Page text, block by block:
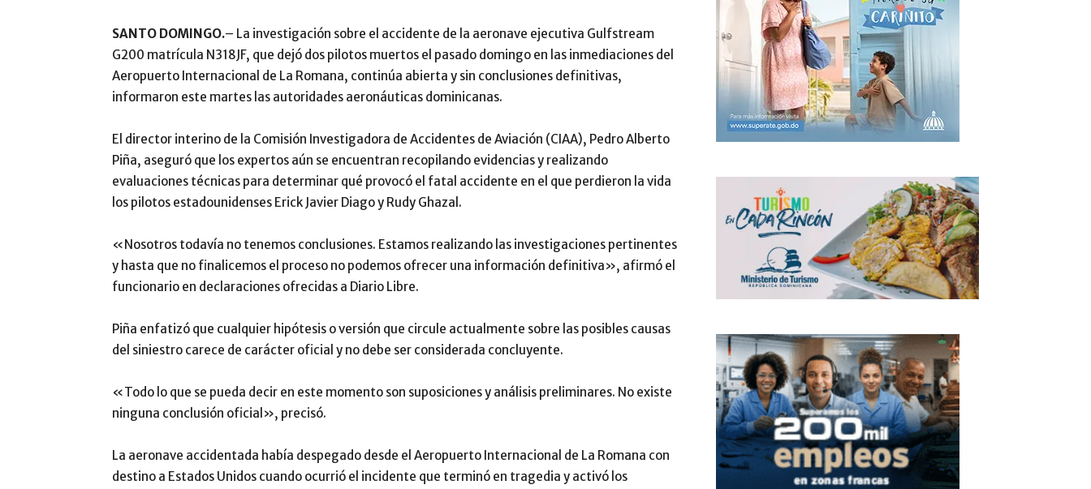
SANTO DOMINGO.– La investigación sobre el accidente de la aeronave ejecutiva Gulfstream
G200 matrícula N318JF, que dejó dos pilotos muertos el pasado domingo en las inmediaciones del
Aeropuerto Internacional de La Romana, continúa abierta y sin conclusiones definitivas,
informaron este martes las autoridades aeronáuticas dominicanas.
El director interino de la Comisión Investigadora de Accidentes de Aviación (CIAA), Pedro Alberto
Piña, aseguró que los expertos aún se encuentran recopilando evidencias y realizando
evaluaciones técnicas para determinar qué provocó el fatal accidente en el que perdieron la vida
los pilotos estadounidenses Erick Javier Diago y Rudy Ghazal.
«Nosotros todavía no tenemos conclusiones. Estamos realizando las investigaciones pertinentes
y hasta que no finalicemos el proceso no podemos ofrecer una información definitiva», afirmó el
funcionario en declaraciones ofrecidas a Diario Libre.
Piña enfatizó que cualquier hipótesis o versión que circule actualmente sobre las posibles causas
del siniestro carece de carácter oficial y no debe ser considerada concluyente.
«Todo lo que se pueda decir en este momento son suposiciones y análisis preliminares. No existe
ninguna conclusión oficial», precisó.
La aeronave accidentada había despegado desde el Aeropuerto Internacional de La Romana con
destino a Estados Unidos cuando ocurrió el incidente que terminó en tragedia y activó los